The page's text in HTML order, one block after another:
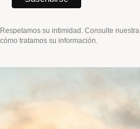
Respetamos su intimidad. Consulte nuestra
cómo tratamos su información.